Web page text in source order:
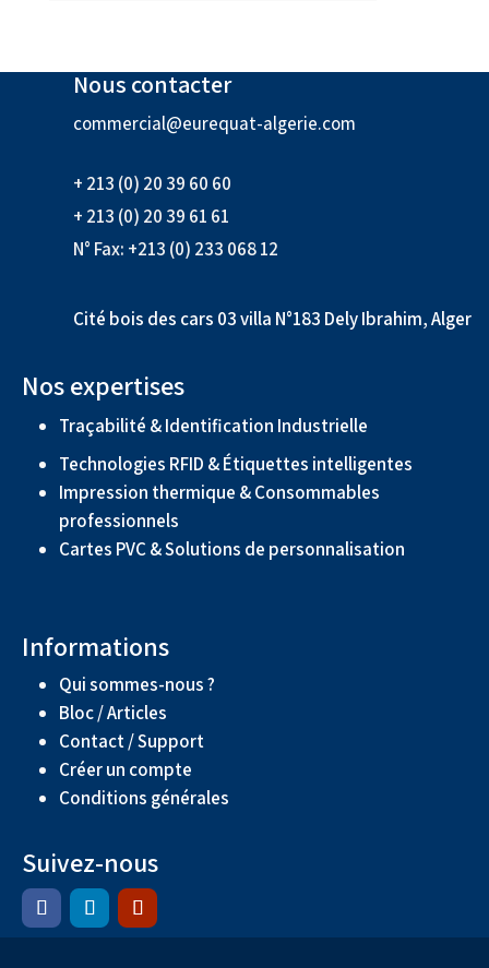
Nous contacter
commercial@eurequat-algerie.com
+ 213 (0) 20 39 60 60
+ 213 (0) 20 39 61 61
N° Fax: +213 (0) 233 068 12
Cité bois des cars 03 villa N°183 Dely Ibrahim, Alger
Nos expertises
Traçabilité & Identification Industrielle
Technologies RFID & Étiquettes intelligentes
Impression thermique & Consommables
professionnels
Cartes PVC & Solutions de personnalisation
Informations
Qui sommes-nous ?
Bloc / Articles
Contact / Support
Créer un compte
Conditions générales
Suivez-nous